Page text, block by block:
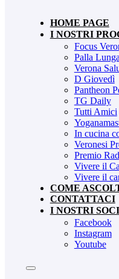
HOME PAGE
I NOSTRI
Focus
Palla
Verona
D Giovedì
Pantheon
TG Daily
Tutti Amici
In cucina
Veronesi
Premio
Vivere il
Vivere il
COME
CONTATTACI
I NOSTRI
Facebook
Instagram
Youtube